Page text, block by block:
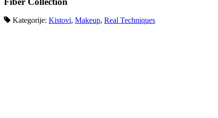
Kategorije: Kistovi, Makeup, Real Techniques